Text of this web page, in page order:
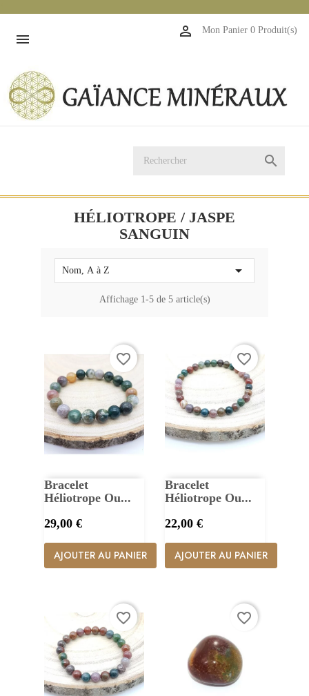

Mon Panier 0 Produit(s)


HÉLIOTROPE / JASPE
SANGUIN
Nom, A à Z 
Affichage 1-5 de 5 article(s)
Bracelet
Héliotrope Ou...
Prix
29,00 €
AJOUTER AU PANIER
favorite_border
Bracelet
Héliotrope Ou...
Prix
22,00 €
AJOUTER AU PANIER
favorite_border
favorite_border favorite_border